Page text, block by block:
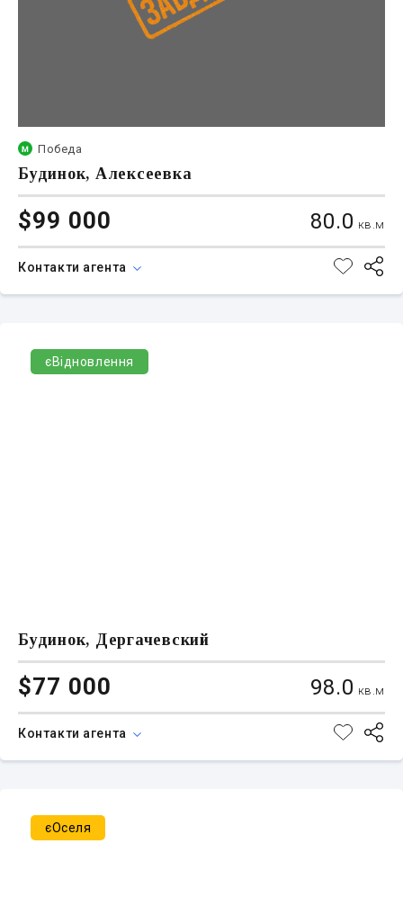
Победа
Будинок, Алексеевка
$99 000 80.0 кв.м
Контакти агента
єВідновлення
Будинок, Дергачевский
$77 000 98.0 кв.м
Контакти агента
єОселя